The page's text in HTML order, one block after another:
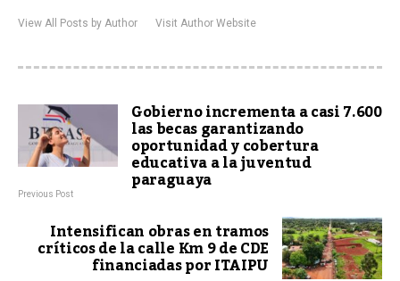
View All Posts by Author Visit Author Website
Gobierno incrementa a casi 7.600
las becas garantizando
oportunidad y cobertura
educativa a la juventud
paraguaya
Previous Post
Intensifican obras en tramos
críticos de la calle Km 9 de CDE
financiadas por ITAIPU